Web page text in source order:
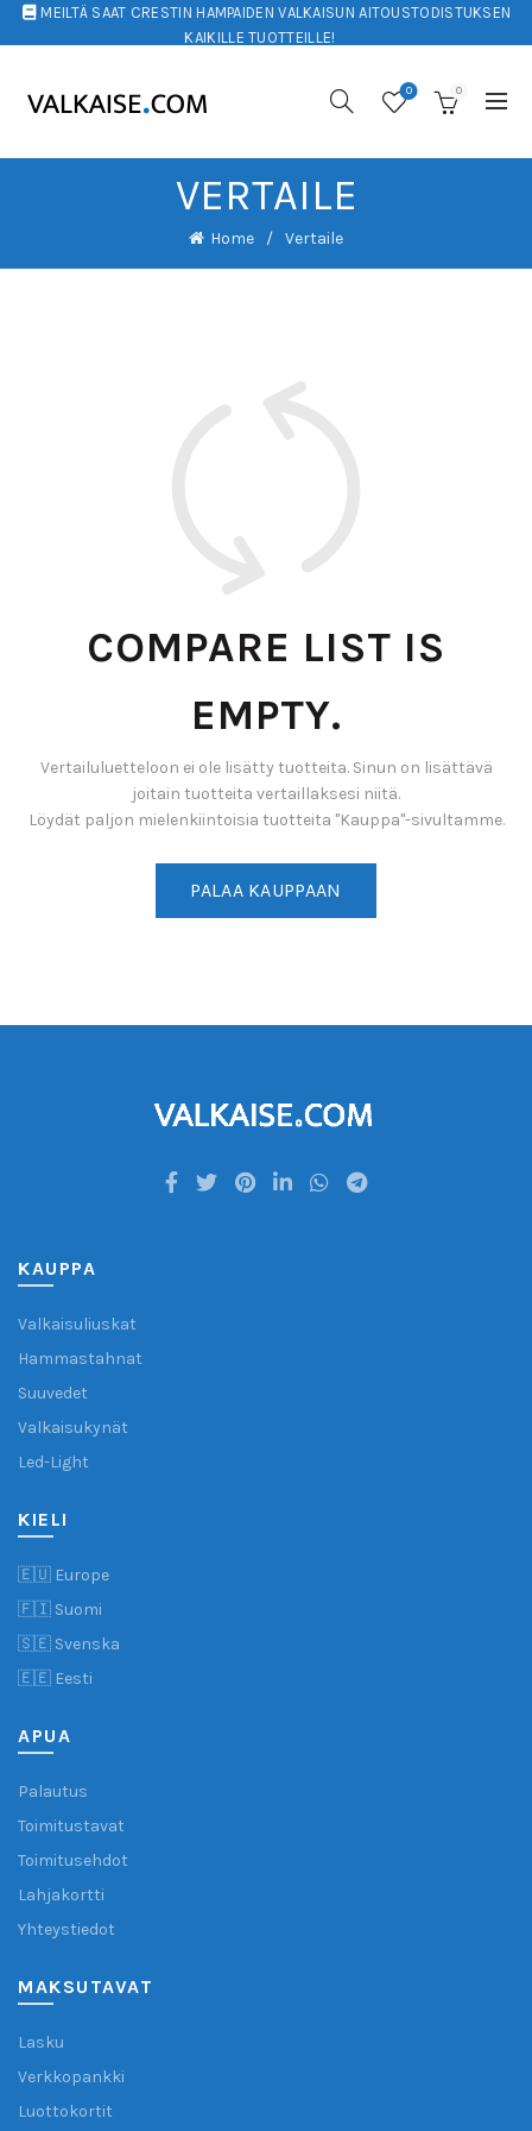
MEILTÄ SAAT CRESTIN HAMPAIDEN VALKAISUN AITOUSTODISTUKSEN
KAIKILLE TUOTTEILLE!
0 0
VERTAILE
Home Vertaile
COMPARE LIST IS
EMPTY.
Vertailuluetteloon ei ole lisätty tuotteita. Sinun on lisättävä
joitain tuotteita vertaillaksesi niitä.
Löydät paljon mielenkiintoisia tuotteita "Kauppa"-sivultamme.
PALAA KAUPPAAN
KAUPPA
Valkaisuliuskat
Hammastahnat
Suuvedet
Valkaisukynät
Led-Light
KIELI
🇪🇺 Europe
🇫🇮 Suomi
🇸🇪 Svenska
🇪🇪 Eesti
APUA
Palautus
Toimitustavat
Toimitusehdot
Lahjakortti
Yhteystiedot
MAKSUTAVAT
Lasku
Verkkopankki
Luottokortit